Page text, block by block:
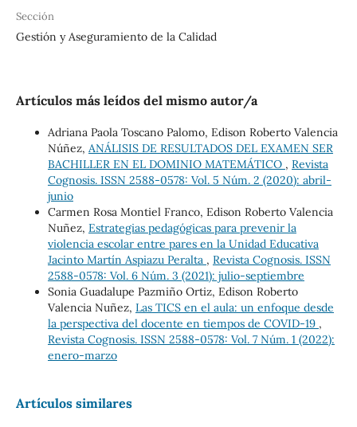
Sección
Gestión y Aseguramiento de la Calidad
Artículos más leídos del mismo autor/a
Adriana Paola Toscano Palomo, Edison Roberto Valencia
Núñez, ANÁLISIS DE RESULTADOS DEL EXAMEN SER
BACHILLER EN EL DOMINIO MATEMÁTICO , Revista
Cognosis. ISSN 2588-0578: Vol. 5 Núm. 2 (2020): abril-
junio
Carmen Rosa Montiel Franco, Edison Roberto Valencia
Nuñez, Estrategias pedagógicas para prevenir la
violencia escolar entre pares en la Unidad Educativa
Jacinto Martín Aspiazu Peralta , Revista Cognosis. ISSN
2588-0578: Vol. 6 Núm. 3 (2021): julio-septiembre
Sonia Guadalupe Pazmiño Ortiz, Edison Roberto
Valencia Nuñez, Las TICS en el aula: un enfoque desde
la perspectiva del docente en tiempos de COVID-19 ,
Revista Cognosis. ISSN 2588-0578: Vol. 7 Núm. 1 (2022):
enero-marzo
Artículos similares